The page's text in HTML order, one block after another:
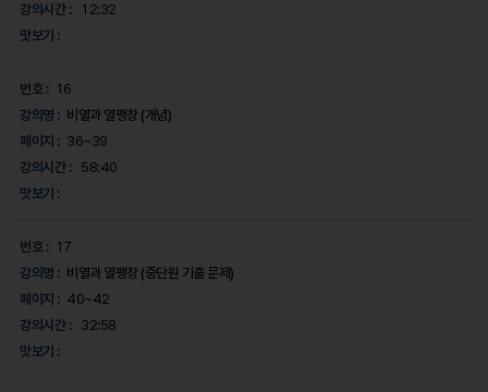
강의시간 :
12:32
맛보기 :
번호 : 16
강의명 : 비열과 열팽창 (개념)
페이지 : 36~39
강의시간 :
58:40
맛보기 :
번호 : 17
강의명 : 비열과 열팽창 (중단원 기출 문제)
페이지 : 40~42
강의시간 :
32:58
맛보기 :